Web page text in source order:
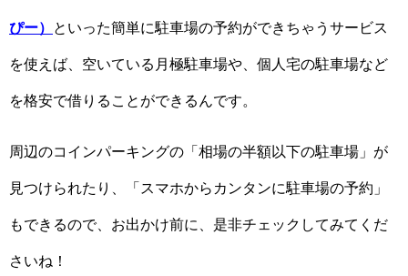
ぴー） といった簡単に駐車場の予約ができちゃうサービス
を使えば、空いている月極駐車場や、個人宅の駐車場など
を格安で借りることができるんです。
周辺のコインパーキングの「相場の半額以下の駐車場」が
見つけられたり、「スマホからカンタンに駐車場の予約」
もできるので、お出かけ前に、是非チェックしてみてくだ
さいね！